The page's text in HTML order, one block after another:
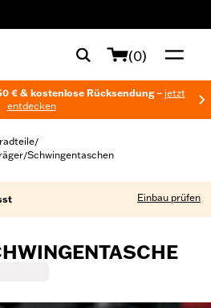
(0)
€ & kostenlose Rücksendung – jetzt
entdecken
/
/Schwingentaschen
Einbau prüfen